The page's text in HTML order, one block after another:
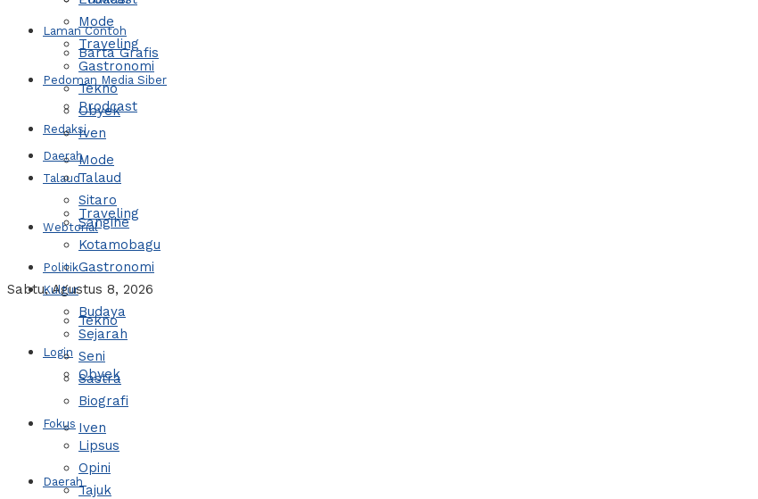
Laman Contoh
Pedoman Media Siber
Redaksi
Talaud
Webtorial
Sabtu, Agustus 8, 2026
Login
Barta Grafis
Prodcast
Mode
Traveling
Gastronomi
Tekno
Obyek
Iven
Daerah
Mode
Traveling
Gastronomi
Tekno
Obyek
Iven
Daerah
Talaud
Sitaro
Sangihe
Kotamobagu
Politik
Kultur
Budaya
Sejarah
Seni
Sastra
Biografi
Fokus
Lipsus
Opini
Tajuk